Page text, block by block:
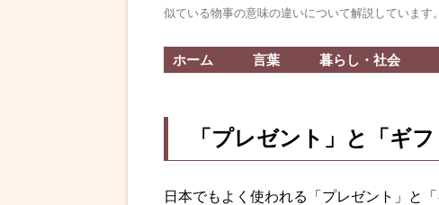
似ている物事の意味の違いについて解説しています。
ホーム 言葉 暮らし・社会
「プレゼント」と「ギ
日本でもよく使われる「プレゼント」と「